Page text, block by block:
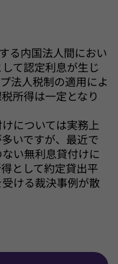
る内国法人間におい
て認定利息が生じ
法人税制の適用によ
所得は一定となり
については実務上
いですが、最近で
い無利息貸付けに
として約定貸出平
ける裁決事例が散